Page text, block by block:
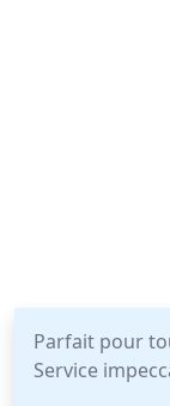
Parfait pour
Service